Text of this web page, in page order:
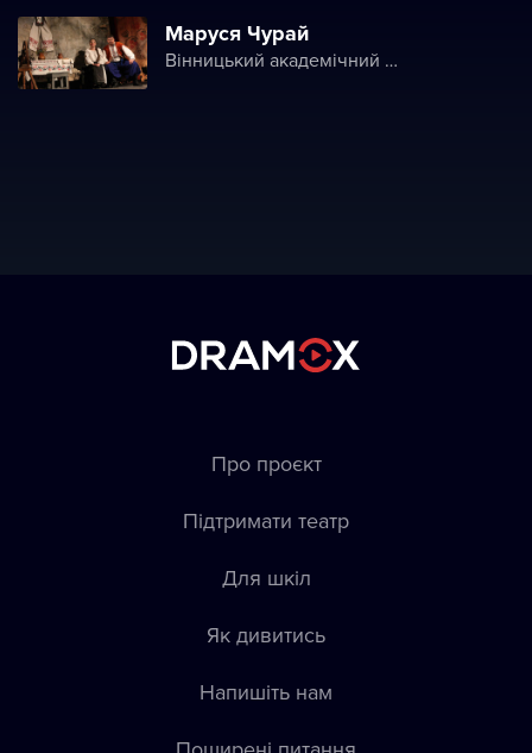
Маруся Чурай
Вінницький академічний театр ім. М. К. Садовського
Про проєкт
Підтримати театр
Для шкіл
Як дивитись
Напишіть нам